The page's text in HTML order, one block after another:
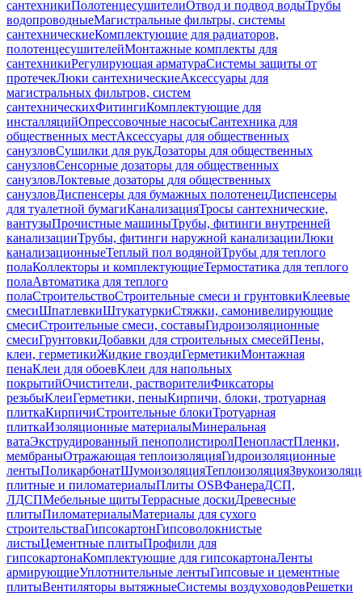
сантехникиПолотенцесушителиОтвод и подвод водыТрубы
водопроводныеМагистральные фильтры, системы
сантехническиеКомплектующие для радиаторов,
полотенцесушителейМонтажные комплекты для
сантехникиРегулирующая арматураСистемы защиты от
протечекЛюки сантехническиеАксессуары для
магистральных фильтров, систем
сантехническихФитингиКомплектующие для
инсталляцийОпрессовочные насосыСантехника для
общественных местАксессуары для общественных
санузловСушилки для рукДозаторы для общественных
санузловСенсорные дозаторы для общественных
санузловЛоктевые дозаторы для общественных
санузловДиспенсеры для бумажных полотенецДиспенсеры
для туалетной бумагиКанализацияТросы сантехнические,
вантузыПрочистные машиныТрубы, фитинги внутренней
канализацииТрубы, фитинги наружной канализацииЛюки
канализационныеТеплый пол водянойТрубы для теплого
полаКоллекторы и комплектующиеТермостатика для теплого
полаАвтоматика для теплого
полаСтроительствоСтроительные смеси и грунтовкиКлеевые
смесиШпатлевкиШтукатуркиСтяжки, самонивелирующие
смесиСтроительные смеси, составыГидроизоляционные
смесиГрунтовкиДобавки для строительных смесейПены,
клеи, герметикиЖидкие гвоздиГерметикиМонтажная
пенаКлеи для обоевКлеи для напольных
покрытийОчистители, растворителиФиксаторы
резьбыКлеиГерметики, пеныКирпичи, блоки, тротуарная
плиткаКирпичиСтроительные блокиТротуарная
плиткаИзоляционные материалыМинеральная
ватаЭкструдированный пенополистиролПенопластПленки,
мембраныОтражающая теплоизоляцияГидроизоляционные
лентыПоликарбонатШумоизоляцияТеплоизоляция
плитные и пиломатериалыПлиты OSBФанераДСП,
ЛДСПМебельные щитыТеррасные доскиДревесные
плитыПиломатериалыМатериалы для сухого
строительстваГипсокартонГипсоволокнистые
листыЦементные плитыПрофили для
гипсокартонаКомплектующие для гипсокартонаЛенты
армирующиеУплотнительные лентыГипсовые и цементные
плитыВентиляторы вытяжныеСистемы воздуховодовРешетки